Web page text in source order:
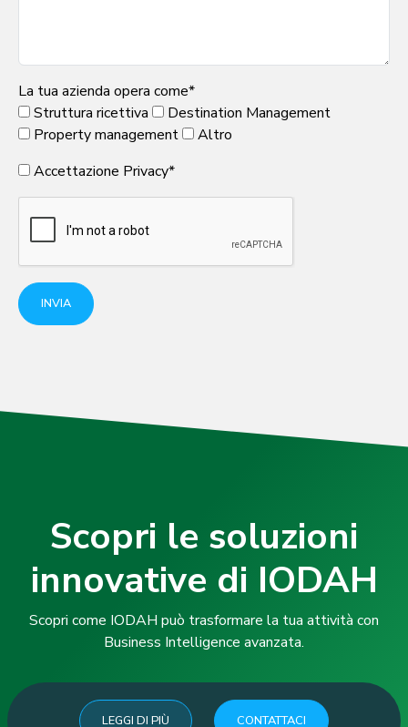
La tua azienda opera come*
Struttura ricettiva
Destination Management
Property management
Altro
Accettazione Privacy*
INVIA
Scopri le soluzioni
innovative di IODAH
Scopri come IODAH può trasformare la tua attività con
Business Intelligence avanzata.
LEGGI DI PIÙ CONTATTACI